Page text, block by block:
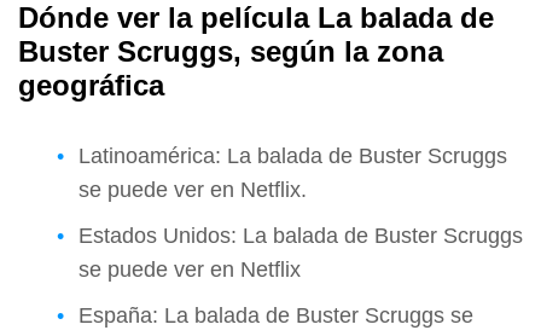
Dónde ver la película La balada de
Buster Scruggs, según la zona
geográfica
Latinoamérica: La balada de Buster Scruggs
se puede ver en Netflix.
Estados Unidos: La balada de Buster Scruggs
se puede ver en Netflix
España: La balada de Buster Scruggs se